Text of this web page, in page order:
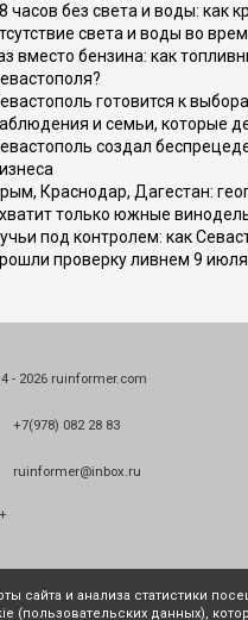
часов без света и воды: как
света и воды во
вместо бензина: как
готовится к
и семьи, которые
создал
Краснодар, Дагестан:
только южные
под контролем: как
проверку ливнем 9
- 2026 ruinformer.com
+7(978) 082 28 83
ruinformer@inbox.ru
сайта и анализа статистики
(пользовательских данных),